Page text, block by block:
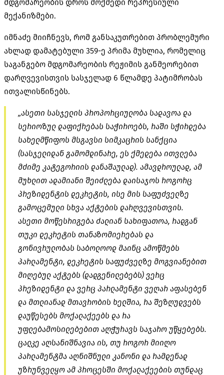
მდგომარეობის დროს მოქმედი რეპრესიული
მექანიზმები.
იმნაძე მიიჩნევს, რომ განსაკუთრებით პრობლემური
ახლად დამატებული 359-ე პრიმა მუხლია, რომელიც
საგანგებო მდგომარეობის რეჟიმის განმეორებით
დარღვევისთვის სასჯელად 6 წლამდე პატიმრობას
ითვალისწინებს.
„ასეთი სასჯელის პროპორციულობა სადავოა და
სერიოზულ დაფიქრებას საჭიროებს, რაში სჭირდება
სახელმწიფოს მსგავსი სიმკაცრის სანქცია
(სასჯელიდან გამომდინარე, ეს ქმედება ითვლება
მძიმე კატეგორიის დანაშაულად). ამავდროულად, ამ
მუხლით ადამიანი შეიძლება დაისაჯოს როგორც
პრეზიდენტის დეკრეტის, ისე მის საფუძველზე
გამოცემული სხვა აქტების დარღვევისთვის.
ასეთი მოწესრიგება ძალიან სახიფათოა, რადგან
თუკი დეკრეტის თანაზომიერებას და
გონივრულობას საბოლოოდ მაინც ამოწმებს
პარლამენტი, დეკრეტის საფუძველზე მოგვიანებით
მიღებულ აქტებს (დადგენილებებს) ვერც
პრეზიდენტი და ვერც პარლამენტი ვეღარ აფასებენ
და მთლიანად მთავრობის ხელშია, რა შეზღუდვებს
დაუწესებს მოქალაქეებს და რა
უფლებამოსილებებით აღჭურავს საჯარო უწყებებს.
ცალკე აღსანიშნავია ის, თუ როგორ მიიღო
პარლამენტმა აღნიშნული კანონი და რამდენად
უზრუნველყო ამ პროცესში მოქალაქეების თუნდაც